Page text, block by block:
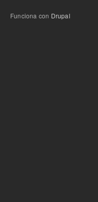
Funciona con Drupal